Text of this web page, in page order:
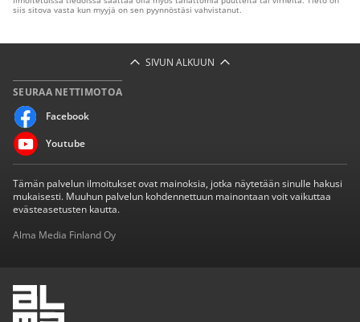
siis sitova vasta kun myyjä on sen pyynnöstäsi vahvistanut.
SIVUN ALKUUN
SEURAA NETTIMOTOA
Facebook
Youtube
Tämän palvelun ilmoitukset ovat mainoksia, jotka näytetään sinulle hakusi
mukaisesti. Muuhun palvelun kohdennettuun mainontaan voit vaikuttaa
evästeasetusten kautta.
Alma Media Finland Oy